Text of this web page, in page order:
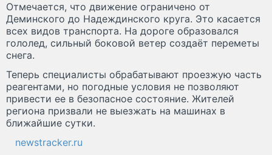
Отмечается, что движение ограничено от
Деминского до Надеждинского круга. Это касается
всех видов транспорта. На дороге образовался
гололед, сильный боковой ветер создаёт переметы
снега.
Теперь специалисты обрабатывают проезжую часть
реагентами, но погодные условия не позволяют
привести ее в безопасное состояние. Жителей
региона призвали не выезжать на машинах в
ближайшие сутки.
newstracker.ru